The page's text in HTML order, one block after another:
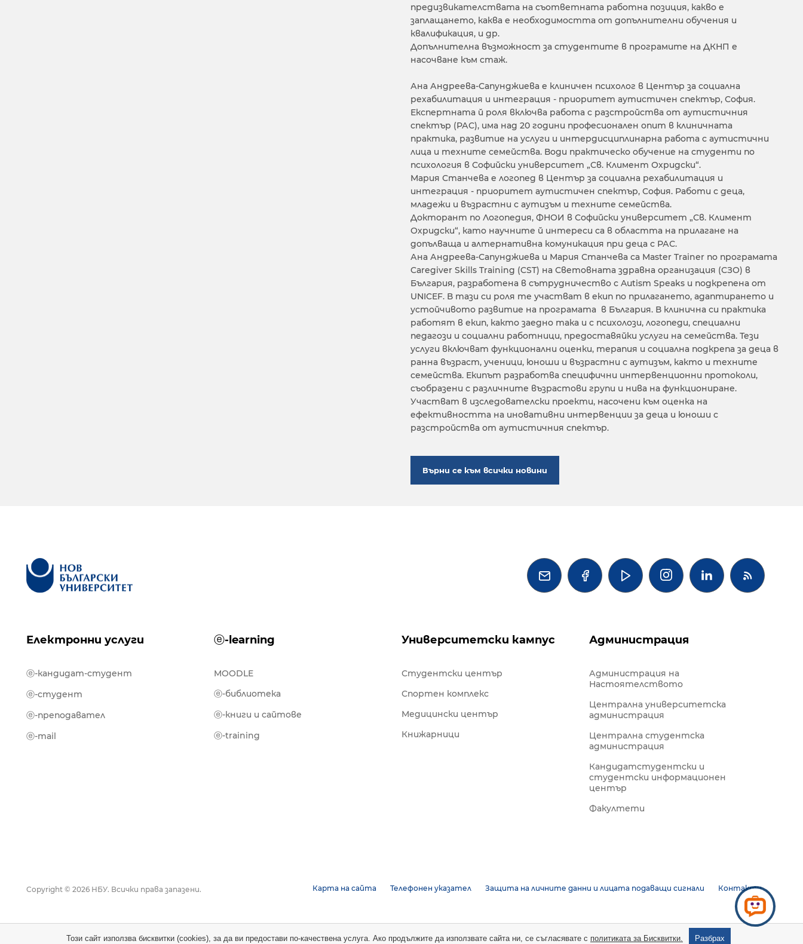
предизвикателствата на съответната работна позиция, какво е
заплащането, каква е необходимостта от допълнителни обучения и
квалификация, и др.
Допълнителна възможност за студентите в програмите на ДКНП е
насочване към стаж.
Ана Андреева-Сапунджиева е клиничен психолог в Център за социална
рехабилитация и интеграция - приоритет аутистичен спектър, София.
Експертната й роля включва работа с разстройства от аутистичния
спектър (РАС), има над 20 години професионален опит в клиничната
практика, развитие на услуги и интердисциплинарна работа с аутистични
лица и техните семейства. Води практическо обучение на студенти по
психология в Софийски университет „Св. Климент Охридски“.
Мария Станчева е логопед в Център за социална рехабилитация и
интеграция - приоритет аутистичен спектър, София. Работи с деца,
младежи и възрастни с аутизъм и техните семейства.
Докторант по Логопедия, ФНОИ в Софийски университет „Св. Климент
Охридски“, като научните й интереси са в областта на прилагане на
допълваща и алтернативна комуникация при деца с РАС.
Ана Андреева-Сапунджиева и Мария Станчева са Master Trainer по програмата
Caregiver Skills Training (CST) на Световната здравна организация (СЗО) в
България, разработена в сътрудничество с Autism Speaks и подкрепена от
UNICEF. В тази си роля те участват в екип по прилагането, адаптирането и
устойчивото развитие на програмата в България. В клинична си практика
работят в екип, както заедно така и с психолози, логопеди, специални
педагози и социални работници, предоставяйки услуги на семейства. Тези
услуги включват функционални оценки, терапия и социална подкрепа за деца в
ранна възраст, ученици, юноши и възрастни с аутизъм, както и техните
семейства. Екипът разработва специфични интервенционни протоколи,
съобразени с различните възрастови групи и нива на функциониране.
Участват в изследователски проекти, насочени към оценка на
ефективността на иновативни интервенции за деца и юноши с
разстройства от аутистичния спектър.
Върни се към всички новини
   
Електронни услуги ⓔ-learning Университетски кампус Администрация
ⓔ-кандидат-студент
ⓔ-студент
ⓔ-преподавател
ⓔ-mail
MOODLE
ⓔ-библиотека
ⓔ-книги и сайтове
ⓔ-training
Студентски център
Спортен комплекс
Медицински център
Книжарници
Администрация на
Настоятелството
Централна университетска
администрация
Централна студентска
администрация
Кандидатстудентски и
студентски информационен
център
Факултети
Карта на сайта Телефонен указател Защита на личните данни и лицата подаващи сигнали Контакти
Copyright © 2026 НБУ. Всички права запазени.
Този сайт използва бисквитки (cookies), за да ви предостави по-качествена услуга. Ако продължите да използвате сайта ни, се съгласявате с политиката за Бисквитки. Разбрах